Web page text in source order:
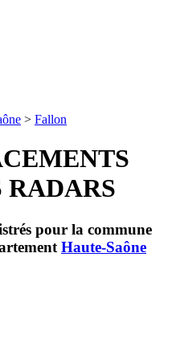
> Fallon
RADARS
pour la commune
Haute-Saône